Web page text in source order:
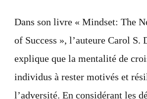
Dans son livre « Mindset: The
of Success », l’auteure Carol S.
explique que la mentalité de
individus à rester motivés et
l’adversité. En considérant les